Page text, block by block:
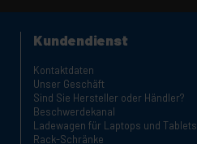
Kundendienst
Kontaktdaten
Unser Geschäft
Sind Sie Hersteller oder Händler?
Beschwerdekanal
Ladewagen für Laptops und Tablets
Rack-Schränke